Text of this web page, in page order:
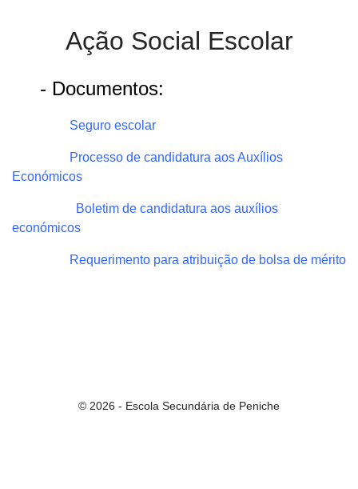
Ação Social Escolar
- Documentos:
Seguro escolar
Processo de candidatura aos Auxílios
Económicos
Boletim de candidatura aos auxílios
económicos
Requerimento para atribuição de bolsa de mérito
© 2026 - Escola Secundária de Peniche